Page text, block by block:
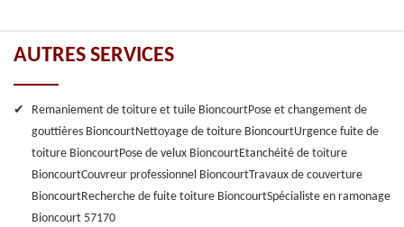
AUTRES SERVICES
Remaniement de toiture et tuile BioncourtPose et changement de
gouttières BioncourtNettoyage de toiture BioncourtUrgence fuite de
toiture BioncourtPose de velux BioncourtEtanchéité de toiture
BioncourtCouvreur professionnel BioncourtTravaux de couverture
BioncourtRecherche de fuite toiture BioncourtSpécialiste en ramonage
Bioncourt 57170